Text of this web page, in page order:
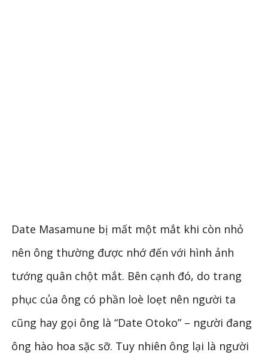
Date Masamune bị mất một mắt khi còn nhỏ
nên ông thường được nhớ đến với hình ảnh
tướng quân chột mắt. Bên cạnh đó, do trang
phục của ông có phần loè loẹt nên người ta
cũng hay gọi ông là “Date Otoko” – người đang
ông hào hoa sặc sỡ. Tuy nhiên ông lại là người